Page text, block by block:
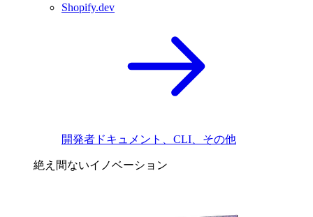
Shopify.dev
開発者ドキュメント、CLI、その他
絶え間ないイノベーション